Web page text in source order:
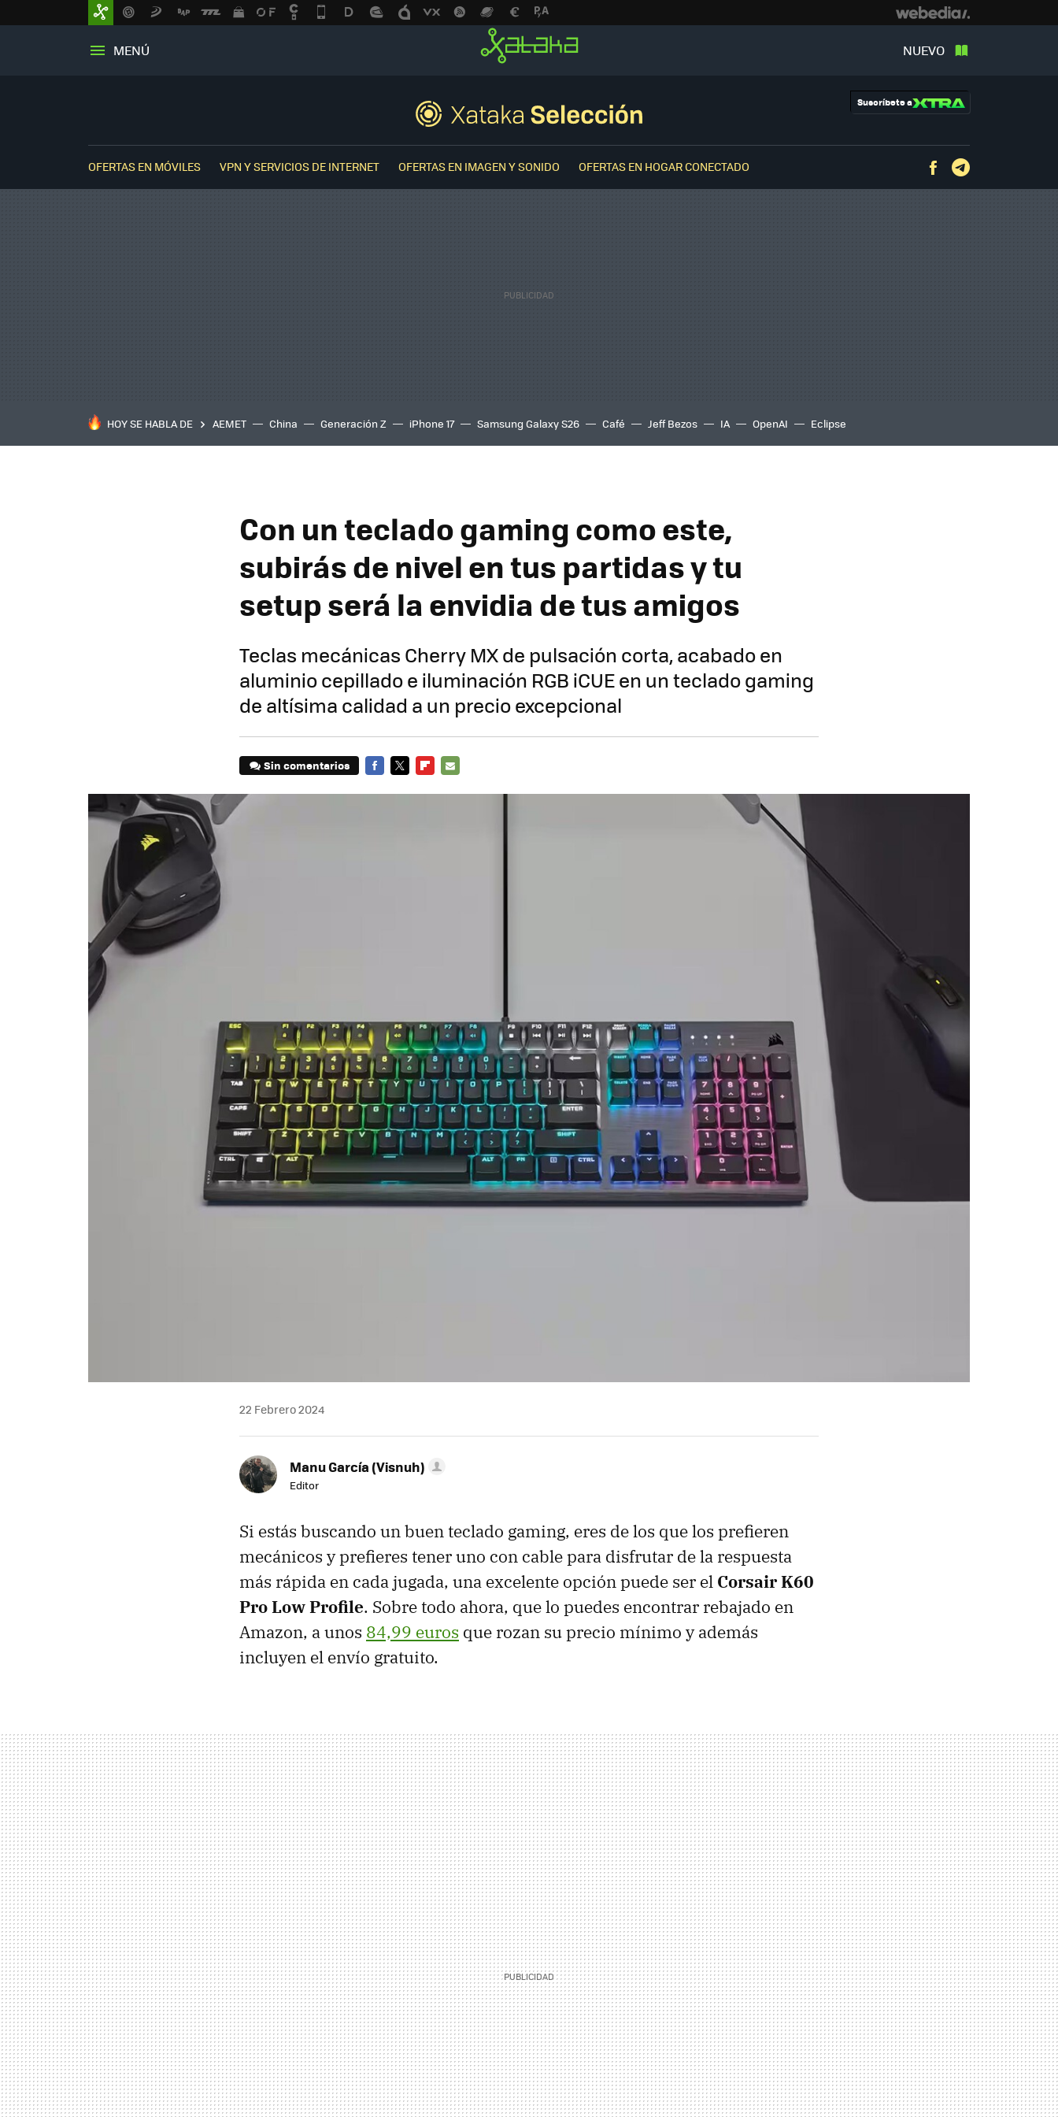
MENÚ NUEVO
Suscríbete a
OFERTAS EN MÓVILES VPN Y SERVICIOS DE INTERNET OFERTAS EN IMAGEN Y SONIDO OFERTAS EN HOGAR CONECTADO Facebook
HOY SE HABLA DE AEMET China Generación Z iPhone 17 Samsung Galaxy S26 Café Jeff Bezos IA OpenAI Eclipse
Con un teclado gaming como este,
subirás de nivel en tus partidas y tu
setup será la envidia de tus amigos
Teclas mecánicas Cherry MX de pulsación corta, acabado en
aluminio cepillado e iluminación RGB iCUE en un teclado gaming
de altísima calidad a un precio excepcional
Sin comentarios
22 Febrero 2024
Manu García (Visnuh)
Editor
Si estás buscando un buen teclado gaming, eres de los que los prefieren
mecánicos y prefieres tener uno con cable para disfrutar de la respuesta
más rápida en cada jugada, una excelente opción puede ser el Corsair K60
Pro Low Profile. Sobre todo ahora, que lo puedes encontrar rebajado en
Amazon, a unos 84,99 euros que rozan su precio mínimo y además
incluyen el envío gratuito.